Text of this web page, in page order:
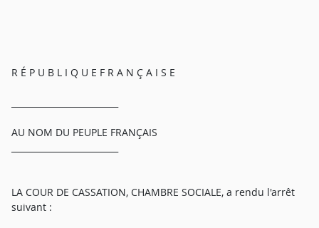
R É P U B L I Q U E F R A N Ç A I S E
AU NOM DU PEUPLE FRANÇAIS
LA COUR DE CASSATION, CHAMBRE SOCIALE, a rendu l'arrêt
suivant :